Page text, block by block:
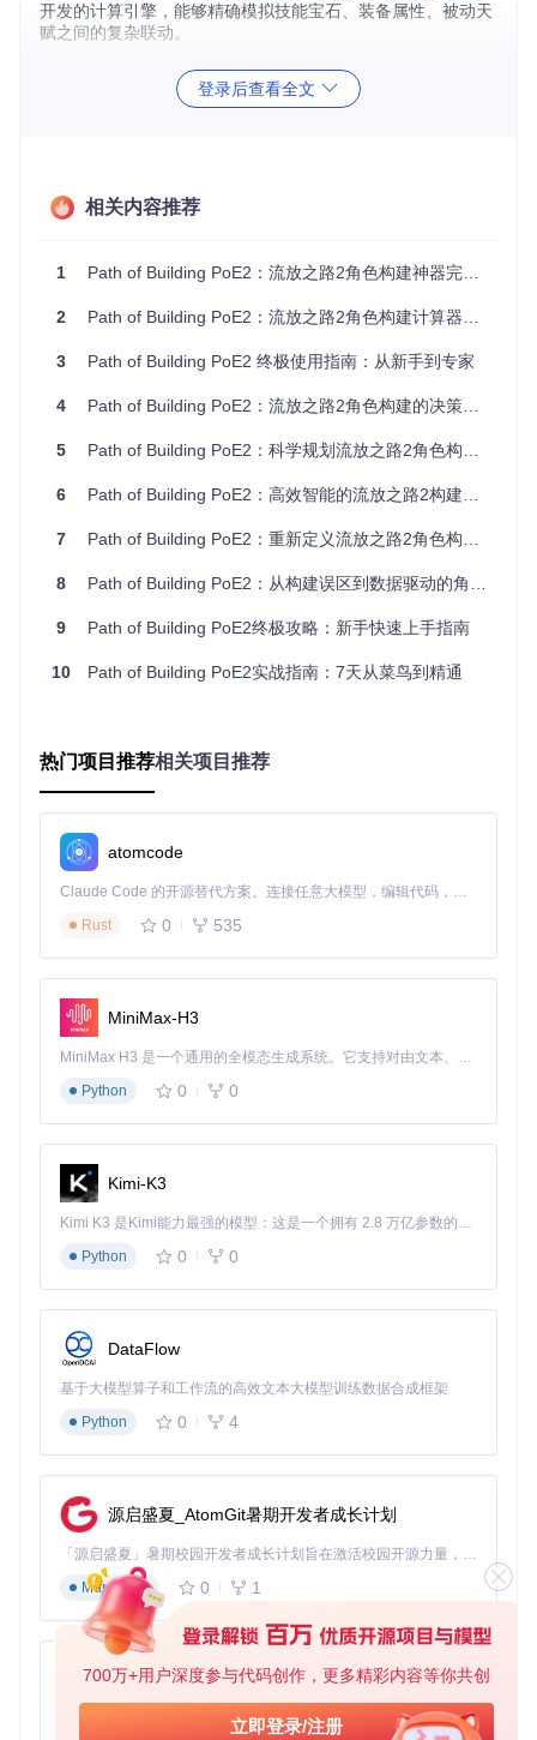
700万+用户深度参与代码创作，更多精彩内容等你共创
立即登录/注册
开发的计算引擎，能够精确模拟技能宝石、装备属性、被动天
赋之间的复杂联动。
PoB2的技能范围测试功能可直观显示不同技能组合的有效攻
每个模块对应游戏内实际运算逻辑。通过这种模块化设计，玩
家可以清晰看到"65%元素穿透"等属性如何具体影响最终伤害
构建方案的多维验证平台
PoB2突破了传统模拟器的功能边界，构建了集伤害预测、生
前后的效率对比：
评估
计算
估算
演算
评估
检查
指数
评估维度增加5倍
装备
凭经验选
智能匹配
有效装备识别率提
技能
有限组合
全排列优
最优解发现效率提
升92%
新手避坑指南：从属性点分配到技能链接
方案：PoB2的"新手引导模式"会根据所选职业自动生成属性点
分配建议，并基于技能宝石数据库推荐最优辅助宝石组合。
效果：某社区测试显示，使用引导模式的新手玩家平均通关时
帮助玩家规划最优路径
竞速玩家的极限优化：1%提升的科学方法
方案：通过"配置快照"功能保存不同装备组合下的角色状态，
召唤流构建的特殊难题：仆从AI行为模拟
大。
提升37%，生存时间延长52%。
进阶技巧：释放工具全部潜力的专业方法
创建至少3个配置方案进行对照：常规刷图配置、BOSS战特化
配置、造价优化配置。通过切换不同配置，观察关键指标变
化，找到性能与成本的平衡点。关键要关注"伤害稳定性"指标
——该参数通过1000次模拟攻击计算标准差，比单纯的平均伤
害更能反映实战表现。
数据导出与外部分析
利用PoB2的CSV导出功能，将关键数据导入表格软件进行深
度分析。特别推荐分析"技能收益曲线"，当某属性的边际效益
开始递减时（通常在收益曲线斜率小于0.3时），应考虑分配
资源到其他属性。
登录后查看全文
相关内容推荐
1 Path of Building PoE2：流放之路2角色构建神器完全指南
2 Path of Building PoE2：流放之路2角色构建计算器全攻略
3 Path of Building PoE2 终极使用指南：从新手到专家
4 Path of Building PoE2：流放之路2角色构建的决策优化引擎
5 Path of Building PoE2：科学规划流放之路2角色构建的完整方案
6 Path of Building PoE2：高效智能的流放之路2构建模拟器必备工具
7 Path of Building PoE2：重新定义流放之路2角色构建体验
8 Path of Building PoE2：从构建误区到数据驱动的角色优化指南
9 Path of Building PoE2终极攻略：新手快速上手指南
10 Path of Building PoE2实战指南：7天从菜鸟到精通
热门项目推荐相关项目推荐
atomcode
Claude Code 的开源替代方案。连接任意大模型，编辑代码，运行命令，自动验证 — 全自动执行。用 Rust 构建，极致性能。 ｜ An open-source alternative to Claude Code. Connect any LLM, edit code, run commands, and verify changes — autonomously. Built in Rust for speed. Get Started
Rust
0 535
MiniMax-H3
MiniMax H3 是一个通用的全模态生成系统。它支持对由文本、图像、视频和音频组成的多模态上下文进行统一理解，并能生成分辨率高达 2K、时长可达 15 秒的带原生立体声音频的视频。得益于面向任务泛化的系统设计，H3 在预训练阶段就已具备广泛的多模态上下文理解与生成能力，能够出色地执行复杂的多模态指令。
Python
0 0
Kimi-K3
Kimi K3 是Kimi能力最强的模型：这是一个拥有 2.8 万亿参数的混合专家（MoE）模型，具备原生视觉理解能力，并支持 100 万 token 的上下文窗口。
Python
0 0
DataFlow
基于大模型算子和工作流的高效文本大模型训练数据合成框架
Python
0 4
源启盛夏_AtomGit暑期开发者成长计划
「源启盛夏」暑期校园开发者成长计划旨在激活校园开源力量，通过积分激励、认证扶持、资源倾斜等形式，引导高校组织和开发者完成「入驻 — 建项目 — 做贡献 — 获认证 — 得资源」的完整闭环。无论你是想带领社团入驻平台的组织者，还是希望用代码贡献证明自己的开发者，都能在这里找到属于你的成长路径。
Markdown
0 1
py-xiaozhi
基于Python的Xiaozhi AI，适用于想要完整Xiaozhi体验而无需拥有专用硬件的用户。